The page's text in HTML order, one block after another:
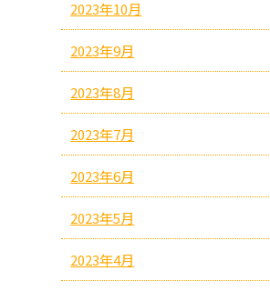
2023年10月
2023年9月
2023年8月
2023年7月
2023年6月
2023年5月
2023年4月